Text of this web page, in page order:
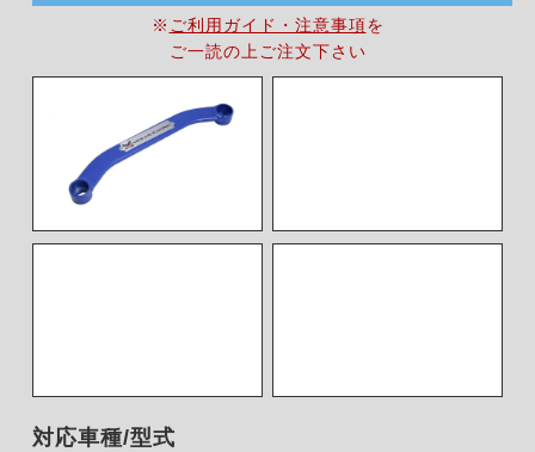
※ ご利用ガイド・注意事項を
ご一読の上ご注文下さい
対応車種/型式